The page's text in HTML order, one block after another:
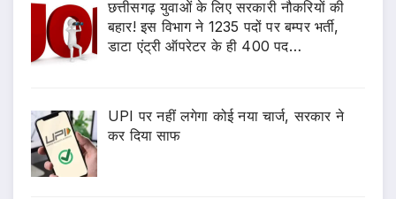
छत्तीसगढ़ युवाओं के लिए सरकारी नौकरियों की
बहार! इस विभाग ने 1235 पदों पर बम्पर भर्ती,
डाटा एंट्री ऑपरेटर के ही 400 पद…
UPI पर नहीं लगेगा कोई नया चार्ज, सरकार ने
कर दिया साफ